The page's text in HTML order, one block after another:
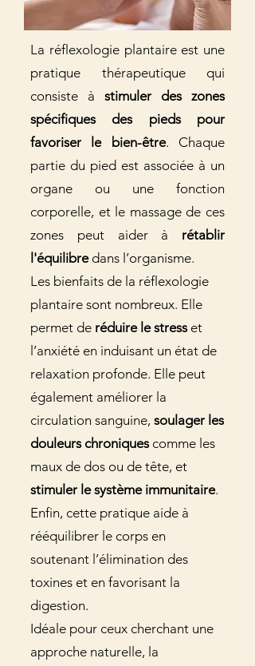
La réflexologie plantaire est une
pratique thérapeutique qui
consiste à stimuler des zones
spécifiques des pieds pour
favoriser le bien-être. Chaque
partie du pied est associée à un
organe ou une fonction
corporelle, et le massage de ces
zones peut aider à rétablir
l'équilibredans l’organisme.
Les bienfaits de la réflexologie
plantaire sont nombreux. Elle
permet de réduire le stresset
l’anxiété en induisant un état de
relaxation profonde. Elle peut
également améliorer la
circulation sanguine, soulager les
douleurs chroniques comme les
maux de dos ou de tête, et
stimuler le système immunitaire.
Enfin, cette pratique aide à
rééquilibrer le corps en
soutenant l’élimination des
toxines et en favorisant la
digestion.
Idéale pour ceux cherchant une
approche naturelle, la